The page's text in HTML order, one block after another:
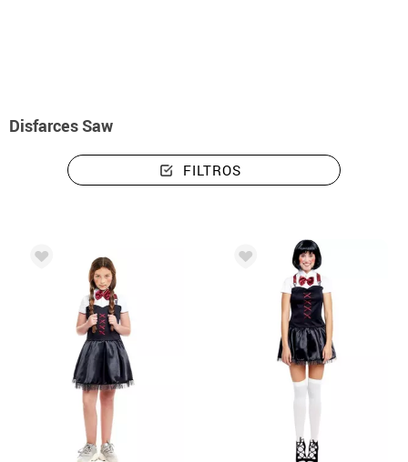
Disfarces Saw
FILTROS